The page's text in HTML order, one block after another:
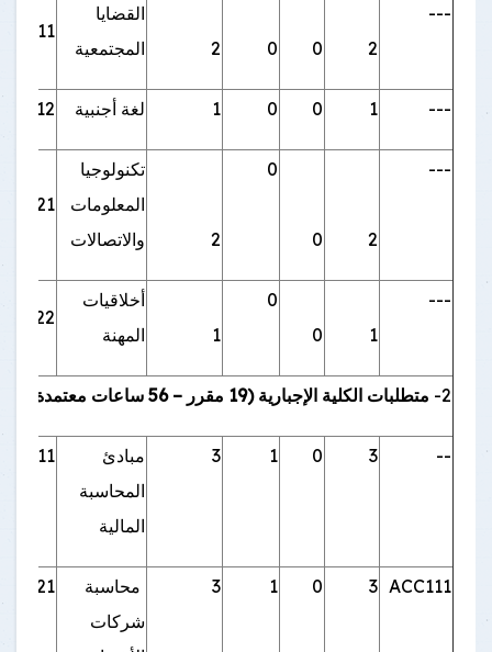
---
2
0
0
2
القضايا
المجتمعية
---
1
0
0
1 لغة أجنبية
---
2
0
0
2
تكنولوجيا
المعلومات
والاتصالات
---
1
0
0
1
أخلاقيات
المهنة
2- متطلبات الكلية الإجبارية (19 مقرر – 56 ساعات معتمدة)
--
3
0
1
3
مبادئ
المحاسبة
المالية
ACC111
3
0
1
3
محاسبة
شركات